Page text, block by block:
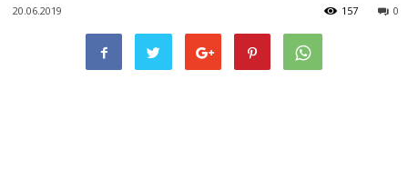
20.06.2019 0
157